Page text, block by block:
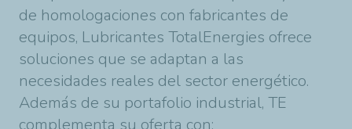
de homologaciones con fabricantes de
equipos, Lubricantes TotalEnergies ofrece
soluciones que se adaptan a las
necesidades reales del sector energético.
Además de su portafolio industrial, TE
complementa su oferta con: